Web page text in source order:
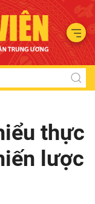
thực
lược